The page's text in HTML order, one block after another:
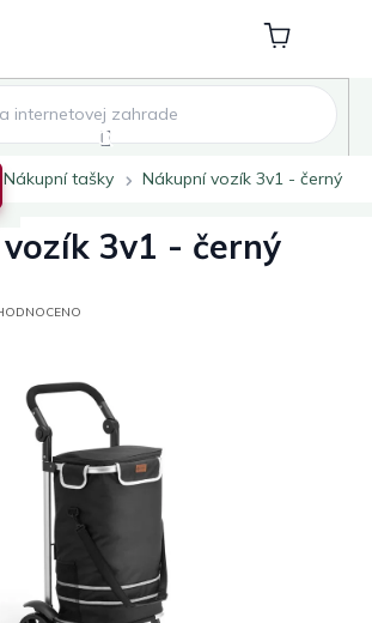
Nákupní
košík
Nákupní tašky Nákupní vozík 3v1 - černý
3v1 - černý